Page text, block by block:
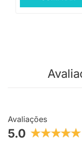
Avaliações
5.0